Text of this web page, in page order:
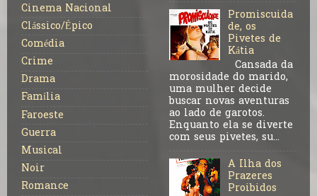
Cinema Nacional
Clássico/Épico
Comédia
Crime
Drama
Família
Faroeste
Guerra
Musical
Noir
Romance
Promiscuida
de, os
Pivetes de
Kátia
Cansada da
morosidade do marido,
uma mulher decide
buscar novas aventuras
ao lado de garotos.
Enquanto ela se diverte
com seus pivetes, su...
A Ilha dos
Prazeres
Proibidos